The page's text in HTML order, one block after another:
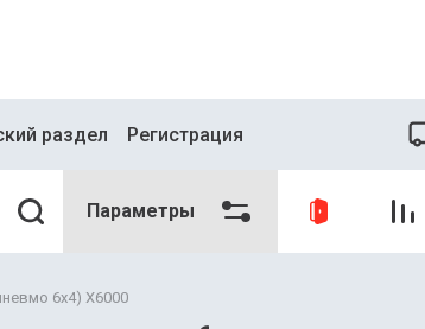
раздел Регистрация
Параметры
6х4) X6000